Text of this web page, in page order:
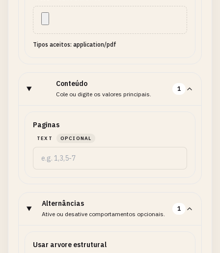
Tipos aceitos: application/pdf
Conteúdo
Cole ou digite os valores principais.
1
Paginas
TEXT OPCIONAL
Alternâncias
Ative ou desative comportamentos opcionais.
1
Usar arvore estrutural